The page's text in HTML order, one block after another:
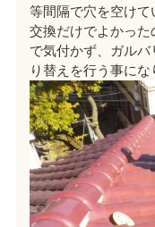
等間隔で穴を空け
交換だけでよかった
で気付かず、ガル
り替えを行う事にな